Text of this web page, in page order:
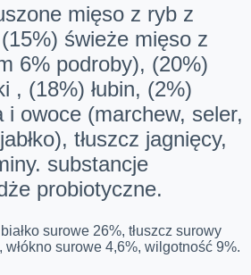
mięso z ryb z
świeże mięso z
6% podroby), (20%)
, (18%) łubin, (2%)
i owoce (marchew, seler,
tłuszcz jagnięcy,
substancje
probiotyczne.
surowe 26%, tłuszcz surowy
włókno surowe 4,6%, wilgotność 9%.